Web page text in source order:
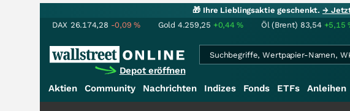
🎁 Ihre Lieblingsaktie geschenkt.→ Jetzt
DAX 26.174,28 -0,09% Gold 4.259,25 +0,44% Öl (Brent) 83,54 +5,15
Depot eröffnen
Aktien Community Nachrichten Indizes Fonds ETFs Anleihen